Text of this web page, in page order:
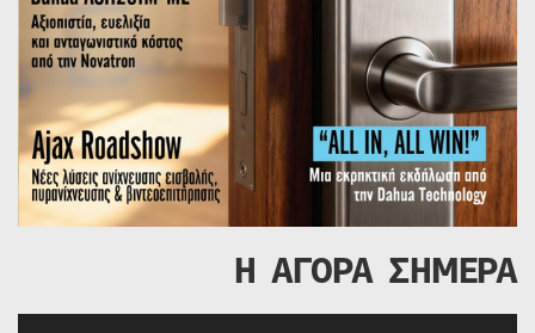
Η ΑΓΟΡΑ ΣΗΜΕΡΑ